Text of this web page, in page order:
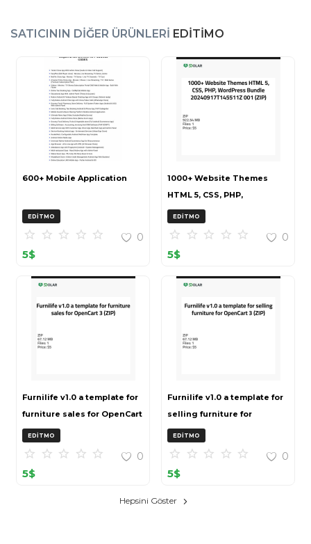
SATICININ DIĞER ÜRÜNLERI EDITIMO
600+ Mobile Application
EDITMO
0
5$
1000+ Website Themes
HTML 5, CSS, PHP,
WordPress Bundle
20240917T145511Z 001 (ZIP)
EDITMO
0
5$
Furnilife v1.0 a template for
furniture sales for OpenCart
3 (ZIP)
EDITMO
0
5$
Furnilife v1.0 a template for
selling furniture for
OpenCart 3 (ZIP)
EDITMO
0
5$
Hepsini Göster